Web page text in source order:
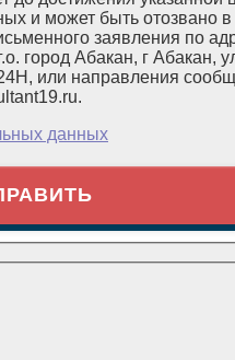
и может быть отозвано
заявления по
город Абакан, г Абакан,
или направления
данных